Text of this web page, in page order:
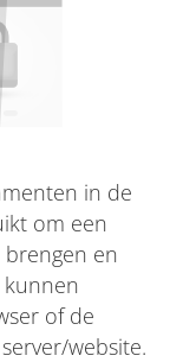
in de
om een
en
kunnen
of de
website.